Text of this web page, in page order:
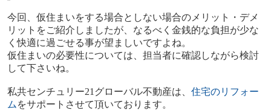
今回、仮住まいをする場合としない場合のメリット・デメ
リットをご紹介しましたが、なるべく金銭的な負担が少な
く快適に過ごせる事が望ましいですよね。
仮住まいの必要性については、担当者に確認しながら検討
して下さいね。
私共センチュリー21 グローバル不動産は、 住宅のリフォー
ム をサポートさせて頂いております。